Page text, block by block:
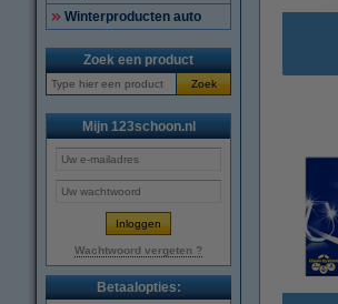
Winterproducten auto
Zoek een product
Zoek
Mijn 123schoon.nl
Wachtwoord vergeten ?
Betaalopties: